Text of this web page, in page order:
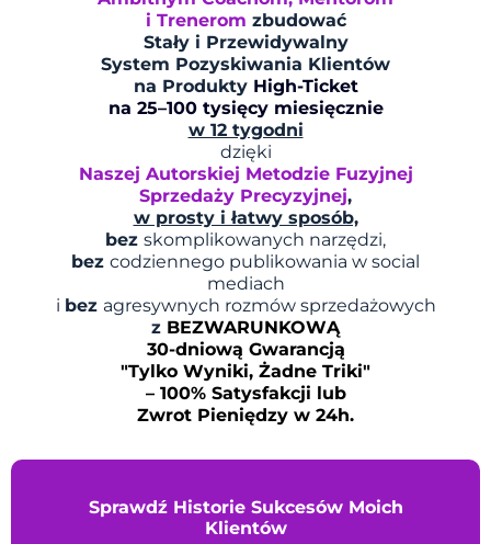
i Trenerom zbudować
Stały i Przewidywalny
System Pozyskiwania Klientów
na Produkty High-Ticket
na 25–100 tysięcy miesięcznie
w 12 tygodni
dzięki
Naszej Autorskiej Metodzie Fuzyjnej
Sprzedaży Precyzyjnej,
w prosty i łatwy sposób,
bez skomplikowanych narzędzi,
bez codziennego publikowania w social
mediach
i bez agresywnych rozmów sprzedażowych
z BEZWARUNKOWĄ
30-dniową Gwarancją
"Tylko Wyniki, Żadne Triki"
– 100% Satysfakcji lub
Zwrot Pieniędzy w 24h.
Sprawdź Historie Sukcesów Moich
Klientów